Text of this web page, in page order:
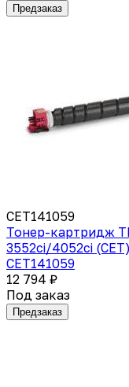
Предзаказ
CET141059
Тонер-картридж
3552ci/4052ci
CET141059
12 794 ₽
Под заказ
Предзаказ